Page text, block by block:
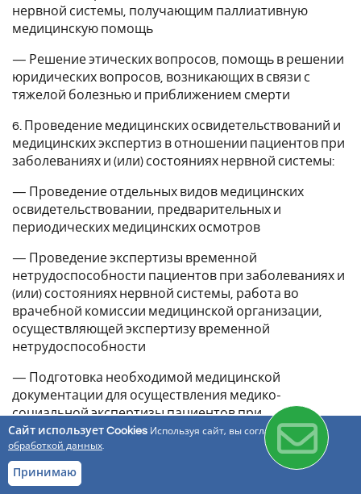
нервной системы, получающим паллиативную
медицинскую помощь
— Решение этических вопросов, помощь в решении
юридических вопросов, возникающих в связи с
тяжелой болезнью и приближением смерти
6. Проведение медицинских освидетельствований и
медицинских экспертиз в отношении пациентов при
заболеваниях и (или) состояниях нервной системы:
— Проведение отдельных видов медицинских
освидетельствовании, предварительных и
периодических медицинских осмотров
— Проведение экспертизы временной
нетрудоспособности пациентов при заболеваниях и
(или) состояниях нервной системы, работа во
врачебной комиссии медицинской организации,
осуществляющей экспертизу временной
нетрудоспособности
— Подготовка необходимой медицинской
документации для осуществления медико-
социальной экспертизы пациентов при
заболеваниях и (или) состояниях нервной системы в
федеральных государственных учреждениях медико-
социальной экспертизы
Сайт использует Cookies Используя сайт, вы соглашаетесь с
обработкой данных.
Принимаю